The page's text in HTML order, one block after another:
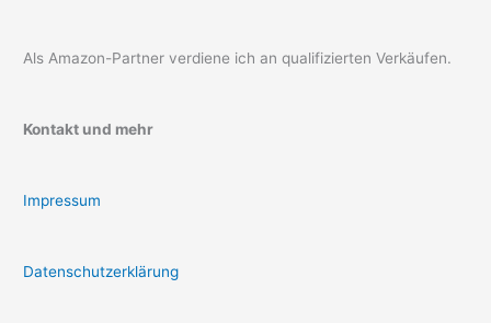
Als Amazon-Partner verdiene ich an qualifizierten Verkäufen.
Kontakt und mehr
Impressum
Datenschutzerklärung